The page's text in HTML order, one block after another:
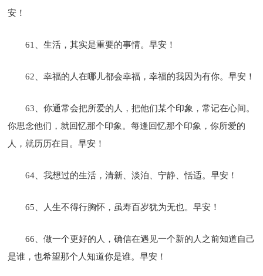
安！
61、生活，其实是重要的事情。早安！
62、幸福的人在哪儿都会幸福，幸福的我因为有你。早安！
63、你通常会把所爱的人，把他们某个印象，常记在心间。
你思念他们，就回忆那个印象。每逢回忆那个印象，你所爱的
人，就历历在目。早安！
64、我想过的生活，清新、淡泊、宁静、恬适。早安！
65、人生不得行胸怀，虽寿百岁犹为无也。早安！
66、做一个更好的人，确信在遇见一个新的人之前知道自己
是谁，也希望那个人知道你是谁。早安！